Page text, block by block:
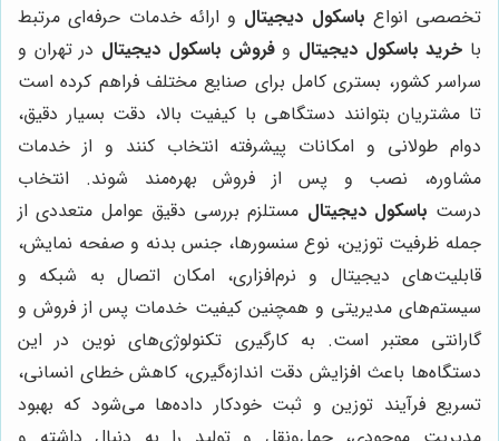
تخصصی انواع باسکول دیجیتال و ارائه خدمات حرفه‌ای مرتبط
با خرید باسکول دیجیتال و فروش باسکول دیجیتال در تهران و
سراسر کشور، بستری کامل برای صنایع مختلف فراهم کرده است
تا مشتریان بتوانند دستگاهی با کیفیت بالا، دقت بسیار دقیق،
دوام طولانی و امکانات پیشرفته انتخاب کنند و از خدمات
مشاوره، نصب و پس از فروش بهره‌مند شوند. انتخاب
درست باسکول دیجیتال مستلزم بررسی دقیق عوامل متعددی از
جمله ظرفیت توزین، نوع سنسورها، جنس بدنه و صفحه نمایش،
قابلیت‌های دیجیتال و نرم‌افزاری، امکان اتصال به شبکه و
سیستم‌های مدیریتی و همچنین کیفیت خدمات پس از فروش و
گارانتی معتبر است. به کارگیری تکنولوژی‌های نوین در این
دستگاه‌ها باعث افزایش دقت اندازه‌گیری، کاهش خطای انسانی،
تسریع فرآیند توزین و ثبت خودکار داده‌ها می‌شود که بهبود